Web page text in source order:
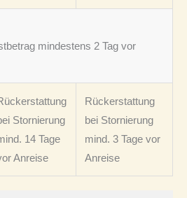
mindestens 2 Tag vor
Stornierung
14 Tage
Anreise
Rückerstattung
bei Stornierung
mind. 3 Tage vor
Anreise